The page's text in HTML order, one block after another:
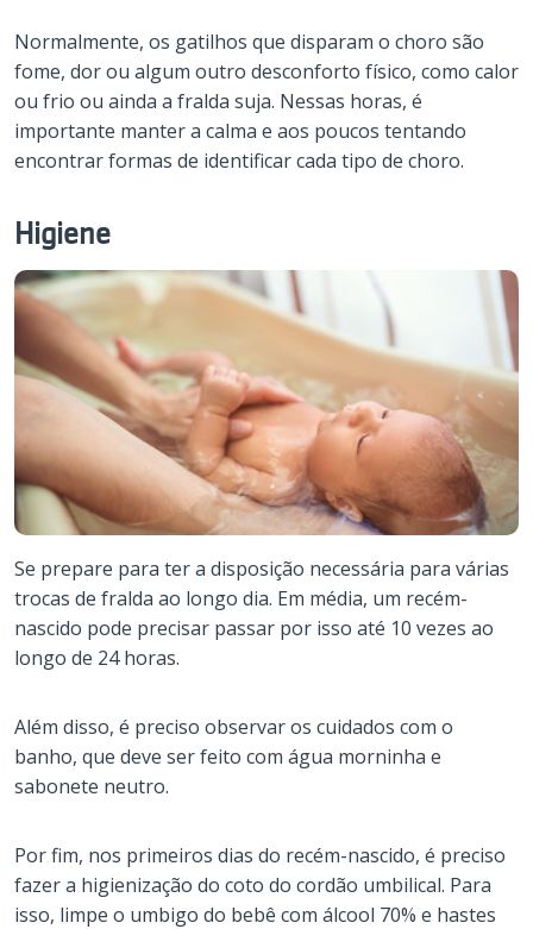
Normalmente, os gatilhos que disparam o choro são
fome, dor ou algum outro desconforto físico, como calor
ou frio ou ainda a fralda suja. Nessas horas, é
importante manter a calma e aos poucos tentando
encontrar formas de identificar cada tipo de choro.
Higiene
Se prepare para ter a disposição necessária para várias
trocas de fralda ao longo dia. Em média, um recém-
nascido pode precisar passar por isso até 10 vezes ao
longo de 24 horas.
Além disso, é preciso observar os cuidados com o
banho, que deve ser feito com água morninha e
sabonete neutro.
Por fim, nos primeiros dias do recém-nascido, é preciso
fazer a higienização do coto do cordão umbilical. Para
isso, limpe o umbigo do bebê com álcool 70% e hastes